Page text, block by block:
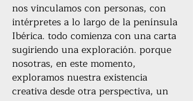
nos vinculamos con personas, con
intérpretes a lo largo de la península
Ibérica. todo comienza con una carta
sugiriendo una exploración. porque
nosotras, en este momento,
exploramos nuestra existencia
creativa desde otra perspectiva, un